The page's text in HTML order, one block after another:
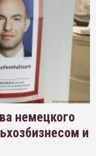
немецкого
и